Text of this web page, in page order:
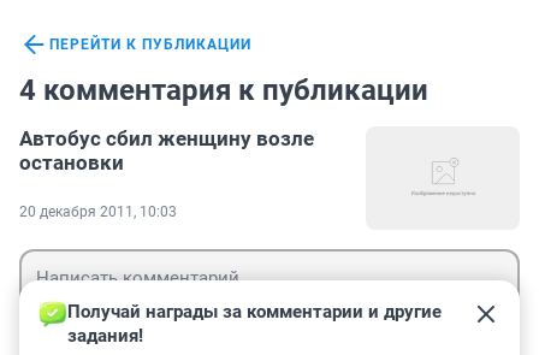
ПЕРЕЙТИ К ПУБЛИКАЦИИ
4 комментария к публикации
Автобус сбил женщину возле
остановки
20 декабря 2011, 10:03
Получай награды за комментарии и другие
задания!